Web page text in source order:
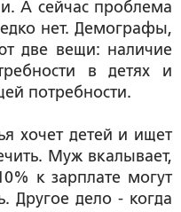
А сейчас проблема
нет. Демографы,
две вещи: наличие
в детях и
потребности.
хочет детей и ищет
Муж вкалывает,
к зарплате могут
Другое дело - когда